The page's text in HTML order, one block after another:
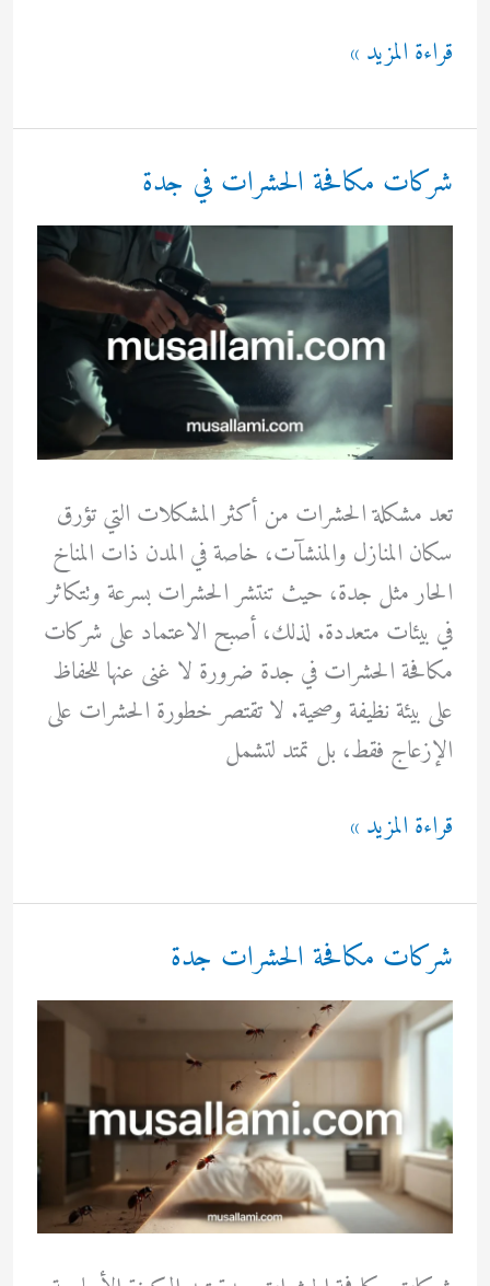
شركات
بق
الفراش
قراءة المزيد »
شركات مكافحة الحشرات في جدة
تعد مشكلة الحشرات من أكثر المشكلات التي تؤرق
سكان المنازل والمنشآت، خاصة في المدن ذات المناخ
الحار مثل جدة، حيث تنتشر الحشرات بسرعة وتتكاثر
في بيئات متعددة. لذلك، أصبح الاعتماد على شركات
مكافحة الحشرات في جدة ضرورة لا غنى عنها للحفاظ
على بيئة نظيفة وصحية. لا تقتصر خطورة الحشرات على
الإزعاج فقط، بل تمتد لتشمل
شركات
الحشرات
في
جدة
قراءة المزيد »
شركات مكافحة الحشرات جدة